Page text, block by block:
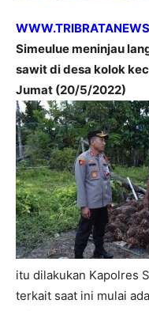
Simeulue meninjau
sawit di desa kolok
Jumat (20/5/2022)
itu dilakukan Kapolres
terkait saat ini mulai